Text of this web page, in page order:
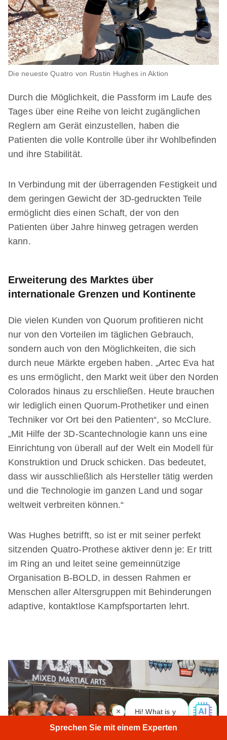
Die neueste Quatro von Rustin Hughes in Aktion
Durch die Möglichkeit, die Passform im Laufe des
Tages über eine Reihe von leicht zugänglichen
Reglern am Gerät einzustellen, haben die
Patienten die volle Kontrolle über ihr Wohlbefinden
und ihre Stabilität.
In Verbindung mit der überragenden Festigkeit und
dem geringen Gewicht der 3D-gedruckten Teile
ermöglicht dies einen Schaft, der von den
Patienten über Jahre hinweg getragen werden
kann.
Erweiterung des Marktes über
internationale Grenzen und Kontinente
Die vielen Kunden von Quorum profitieren nicht
nur von den Vorteilen im täglichen Gebrauch,
sondern auch von den Möglichkeiten, die sich
durch neue Märkte ergeben haben. „Artec Eva hat
es uns ermöglicht, den Markt weit über den Norden
Colorados hinaus zu erschließen. Heute brauchen
wir lediglich einen Quorum-Prothetiker und einen
Techniker vor Ort bei den Patienten“, so McClure.
„Mit Hilfe der 3D-Scantechnologie kann uns eine
Einrichtung von überall auf der Welt ein Modell für
Konstruktion und Druck schicken. Das bedeutet,
dass wir ausschließlich als Hersteller tätig werden
und die Technologie im ganzen Land und sogar
weltweit verbreiten können.“
Was Hughes betrifft, so ist er mit seiner perfekt
sitzenden Quatro-Prothese aktiver denn je: Er tritt
im Ring an und leitet seine gemeinnützige
Organisation B-BOLD, in dessen Rahmen er
Menschen aller Altersgruppen mit Behinderungen
adaptive, kontaktlose Kampfsportarten lehrt.
Hi! What is your request? 👀
×
Sprechen Sie mit einem Experten